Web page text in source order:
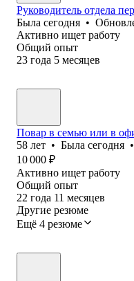
Руководитель отдела
Была сегодня •
Активно ищет работу
Общий опыт
23 года 5 месяцев
Повар в семью или в
58 лет • Была сегодня •
10 000 ₽
Активно ищет работу
Общий опыт
22 года 11 месяцев
Другие резюме
Ещё 4 резюме